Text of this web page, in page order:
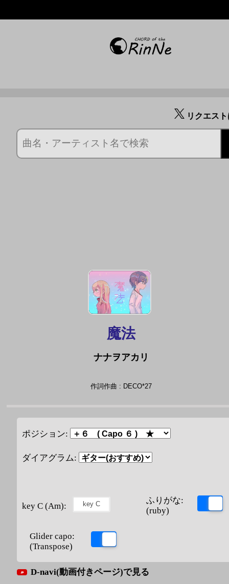
リクエス
魔法
ナナヲアカリ
作詞作曲 : DECO*27
ポジション:
ダイアグラム:
key C (Am):
ふりがな:
(ruby)
Glider capo:
(Transpose)
D-navi(動画付きページ)で見る